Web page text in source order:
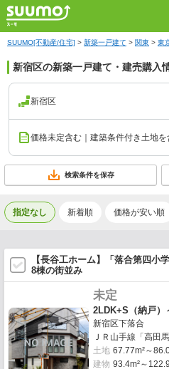
SUUMO[不動産/住宅] > 新築一戸建て > 関東 > 東
新宿区の新築一戸建て・建売購入
新宿区
価格未定含む｜建築条件付き土地を
検索条件を保存
指定なし 新着順 価格が安い順
【長谷工ホーム】「落合第四小
8棟の街並み
未定
2LDK+S（納戸）
新宿区下落合
ＪＲ山手線「高田
土地 67.77m²～
建物 93.4m²～